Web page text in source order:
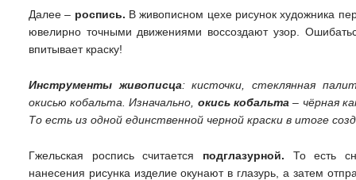
Далее – роспись. В живописном цехе рисунок художника
ювелирно точными движениями воссоздают узор.
впитывает краску!
Инструменты живописца: кисточки, стеклянная
окисью кобальта. Изначально, окись кобальта – чёрная
То есть из одной единственной черной краски в итоге
Гжельская роспись считается подглазурной. То есть
нанесения рисунка изделие окунают в глазурь, а затем